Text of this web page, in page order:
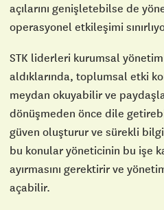
açılarını genişletebilse de
operasyonel etkileşimi
STK liderleri kurumsal
aldıklarında, toplumsal etki
meydan okuyabilir ve
dönüşmeden önce dile
güven oluşturur ve sürekli
bu konular yöneticinin bu işe
ayırmasını gerektirir ve
açabilir.